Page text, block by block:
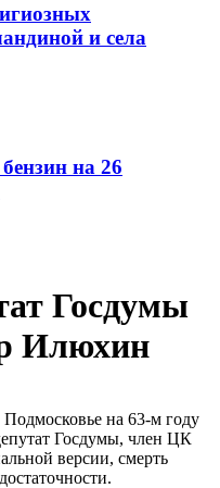
и села
на 26
Госдумы
Илюхин
Подмосковье на 63-м году
Госдумы, член ЦК
версии, смерть